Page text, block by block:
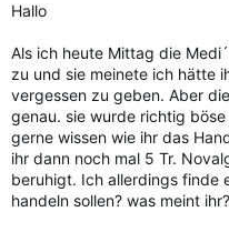
Hallo
Als ich heute Mittag die
zu und sie meinete ich hätte
vergessen zu geben. Aber
genau. sie wurde richtig
gerne wissen wie ihr das
ihr dann noch mal 5 Tr.
beruhigt. Ich allerdings finde
handeln sollen? was meint